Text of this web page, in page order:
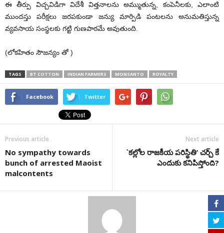
ఈ తీర్పు విచ్చవిడిగా విదేశీ విత్తనాలను అమ్ముతున్న, కంపెనీలకు, ఎలాంటి
ముందస్తు పరీక్షలు జరపకుండా జన్యు మార్పిడి పంటలను అనుమతిస్తున్న
వ్యవసాయ సంస్థలకు గట్టి గుణపాఠమే అవుతుంది.
(లోకహితం సౌజన్యం తో )
TAGS BT COTTON INDIAN FARMERS MONSANTO ROYALTY
Facebook Twitter
Previous article
No sympathy towards
bunch of arrested Maoist
malcontents
Next article
`కల్లోల రాజకీయ పరిస్థితి’ చర్చ్ కే
ఎందుకు కనిపిస్తోంది?